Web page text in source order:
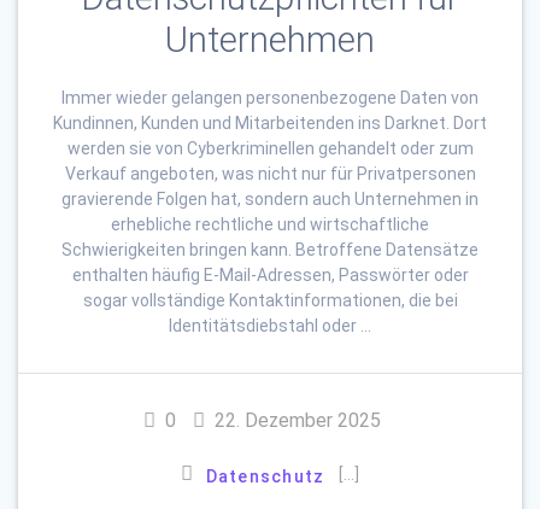
Unternehmen
Immer wieder gelangen personenbezogene Daten von
Kundinnen, Kunden und Mitarbeitenden ins Darknet. Dort
werden sie von Cyberkriminellen gehandelt oder zum
Verkauf angeboten, was nicht nur für Privatpersonen
gravierende Folgen hat, sondern auch Unternehmen in
erhebliche rechtliche und wirtschaftliche
Schwierigkeiten bringen kann. Betroffene Datensätze
enthalten häufig E-Mail-Adressen, Passwörter oder
sogar vollständige Kontaktinformationen, die bei
Identitätsdiebstahl oder …
0 22. Dezember 2025
Datenschutz […]